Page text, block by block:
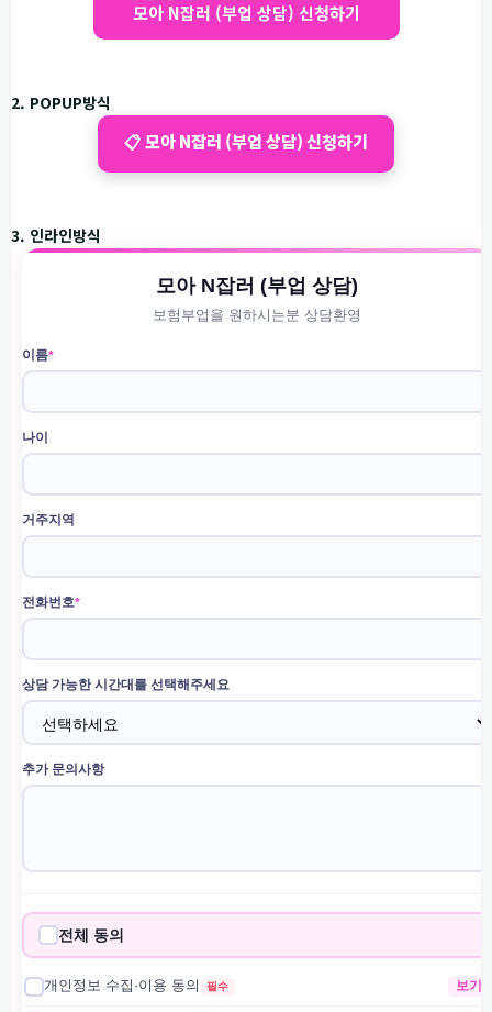
모아 N잡러 (부업 상담) 신청하기
2. POPUP방식
📋 모아 N잡러 (부업 상담) 신청하기
3. 인라인방식